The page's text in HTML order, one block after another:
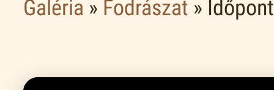
Galéria » Fodrászat »